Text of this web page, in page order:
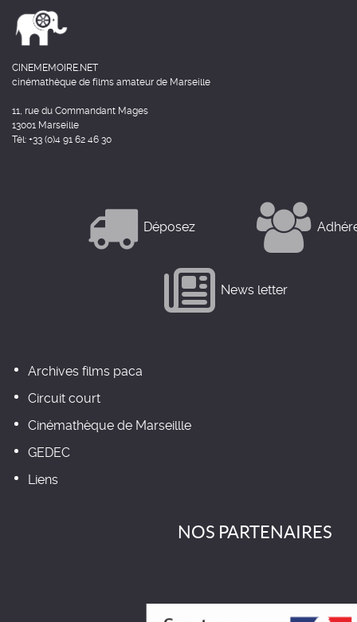
CINEMEMOIRE.NET
cinémathèque de films amateur de Marseille
11, rue du Commandant Mages
13001 Marseille
Tél: +33 (0)4 91 62 46 30
Déposez
News letter
Archives films paca
Circuit court
Cinémathèque de Marseillle
GEDEC
Liens
NOS PARTENAIRES